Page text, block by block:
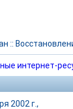
::
интернет-
2002 г.,